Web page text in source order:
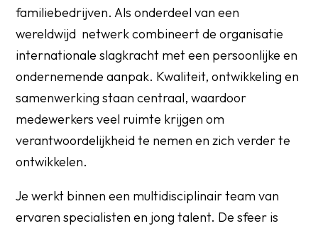
familiebedrijven. Als onderdeel van een
wereldwijd netwerk combineert de organisatie
internationale slagkracht met een persoonlijke en
ondernemende aanpak. Kwaliteit, ontwikkeling en
samenwerking staan centraal, waardoor
medewerkers veel ruimte krijgen om
verantwoordelijkheid te nemen en zich verder te
ontwikkelen.
Je werkt binnen een multidisciplinair team van
ervaren specialisten en jong talent. De sfeer is